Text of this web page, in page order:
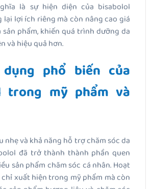
là sự hiện diện của bisabolol
lại lợi ích riêng mà còn nâng cao giá
phẩm, khiến quá trình dưỡng da
và hiệu quả hơn.
phổ biến của
trong mỹ phẩm và
nhẹ và khả năng hỗ trợ chăm sóc da
đã trở thành thành phần quen
sản phẩm chăm sóc cá nhân. Hoạt
xuất hiện trong mỹ phẩm mà còn